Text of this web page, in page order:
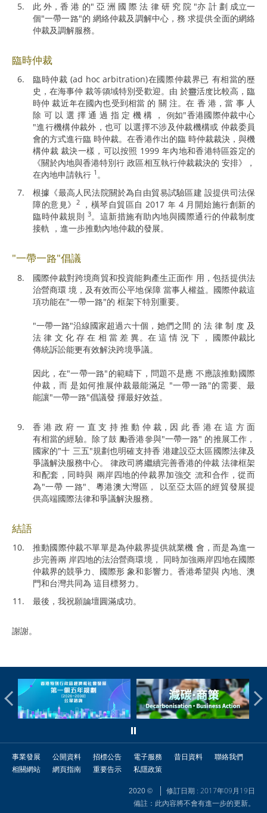
此 外，香 港 的" 亞 洲 國 際 法 律 研 究 院 "亦 計 劃 成立一
個"一帶一路"的 網絡仲裁及調解中心，務 求提供全面的網絡
仲裁及調解服務。
臨時仲裁
臨時仲裁 (ad hoc arbitration)在國際仲裁界已 有相當的歷
史，在海事仲 裁等領域特別受歡迎。由 於靈活度比較高，臨
時仲 裁近年在國內也受到相當 的 關 注。在 香 港，當 事 人
除 可 以 選 擇 通 過 指 定 機 構 ， 例如"香港國際仲裁中心
"進行機構仲裁外，也可 以選擇不涉及仲裁機構或 仲裁委員
會的方式進行臨 時仲裁。在香港作出的臨 時仲裁裁決，與機
構仲裁 裁決一樣，可以按照 1999 年內地和香港特區簽定的
《關於內地與香港特別行 政區相互執行仲裁裁決的 安排》，
在內地申請執行 1 。
根據《最高人民法院關於為自由貿易試驗區建 設提供司法保
障的意見》
2，橫琴自貿區自 2017 年 4 月開始施行創新的
臨時仲裁規則 3。這新措施有助內地與國際通行的仲裁制度
接軌 ，進一步推動內地仲裁的發展。
"一帶一路"倡議
國際仲裁對跨境商貿和投資能夠產生正面作 用，包括提供法
治營商環 境，及有效而公平地保障 當事人權益。國際仲裁這
項功能在"一帶一路"的 框架下特別重要。
"一帶一路"沿線國家超過六十個，她們之間 的 法 律 制 度 及
法 律 文 化 存 在 相 當 差 異。在 這 情 況 下 ， 國際仲裁比
傳統訴訟能更有效解決跨境爭議。
因此，在"一帶一路"的範疇下，問題不是應 不應該推動國際
仲裁，而 是如何推展仲裁最能滿足 "一帶一路"的需要、最
能讓"一帶一路"倡議發 揮最好效益。
香 港 政 府 一 直 支 持 推 動 仲 裁，因 此 香 港 在 這 方 面
有相當的經驗。除了鼓 勵香港參與"一帶一路" 的推展工作，
國家的"十 三五"規劃也明確支持香 港建設亞太區國際法律及
爭議解決服務中心。 律政司將繼續完善香港的仲裁 法律框架
和配套，同時與 兩岸四地的仲裁界加強交 流和合作，從而
為"一帶 一路"、粵港澳大灣區， 以至亞太區的經貿發展提
供高端國際法律和爭議解決服務。
結語
推動國際仲裁不單單是為仲裁界提供就業機 會，而是為進一
步完善兩 岸四地的法治營商環境， 同時加強兩岸四地在國際
仲裁界的競爭力、國際形 象和影響力。香港希望與 內地、澳
門和台灣共同為 這目標努力。
最後，我祝願論壇圓滿成功。
謝謝。
事業發展 公開資料 招標公告 電子服務 昔日資料
聯絡我們
相關網站
網頁指南 重要告示 私隱政策
2020 ©
修訂日期 : 2017年09月19日
備註：此內容將不會有進一步的更新。